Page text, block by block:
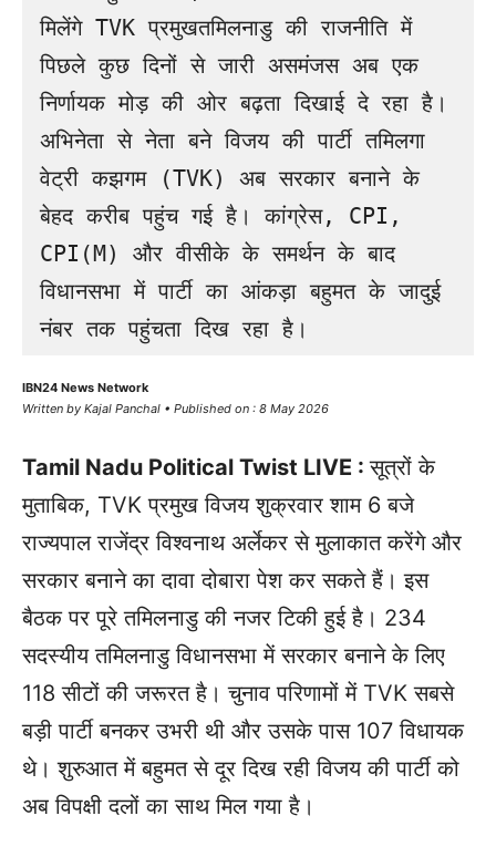
मिलेंगे TVK प्रमुखतमिलनाडु की राजनीति में
पिछले कुछ दिनों से जारी असमंजस अब एक
निर्णायक मोड़ की ओर बढ़ता दिखाई दे रहा है।
अभिनेता से नेता बने विजय की पार्टी तमिलगा
वेट्री कझगम (TVK) अब सरकार बनाने के
बेहद करीब पहुंच गई है। कांग्रेस, CPI,
CPI(M) और वीसीके के समर्थन के बाद
विधानसभा में पार्टी का आंकड़ा बहुमत के जादुई
नंबर तक पहुंचता दिख रहा है।
IBN24 News Network
Written by Kajal Panchal • Published on : 8 May 2026
Tamil Nadu Political Twist LIVE :सूत्रों के
मुताबिक, TVK प्रमुख विजय शुक्रवार शाम 6 बजे
राज्यपाल राजेंद्र विश्वनाथ अर्लेकर से मुलाकात करेंगे और
सरकार बनाने का दावा दोबारा पेश कर सकते हैं। इस
बैठक पर पूरे तमिलनाडु की नजर टिकी हुई है। 234
सदस्यीय तमिलनाडु विधानसभा में सरकार बनाने के लिए
118 सीटों की जरूरत है। चुनाव परिणामों में TVK सबसे
बड़ी पार्टी बनकर उभरी थी और उसके पास 107 विधायक
थे। शुरुआत में बहुमत से दूर दिख रही विजय की पार्टी को
अब विपक्षी दलों का साथ मिल गया है।